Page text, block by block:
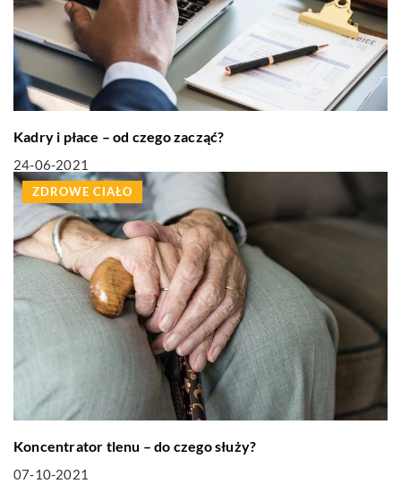
Kadry i płace – od czego zacząć?
24-06-2021
ZDROWE CIAŁO
Koncentrator tlenu – do czego służy?
07-10-2021